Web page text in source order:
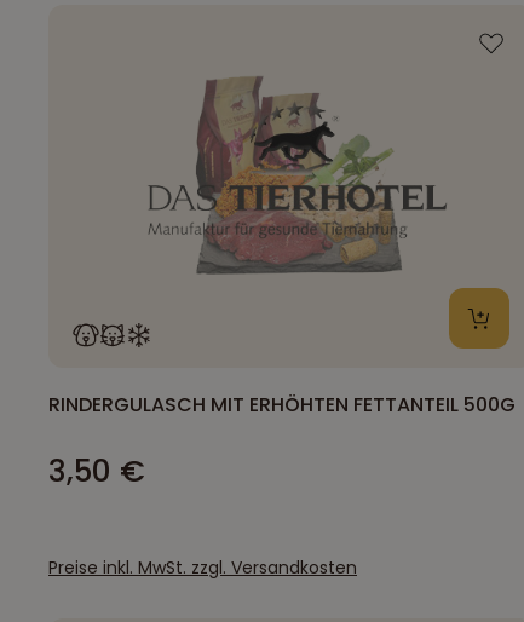
RINDERGULASCH MIT ERHÖHTEN FETTANTEIL 500G
3,50 €
Preise inkl. MwSt. zzgl. Versandkosten